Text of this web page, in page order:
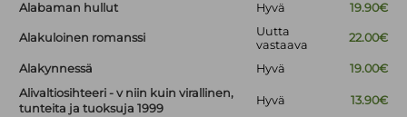
Alabaman hullut Hyvä 19.90€
Alakuloinen romanssi
Uutta
vastaava
22.00€
Alakynnessä Hyvä
19.00€
Alivaltiosihteeri - v niin kuin virallinen,
tunteita ja tuoksuja 1999
Hyvä 13.90€